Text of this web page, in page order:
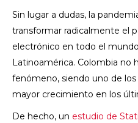
Sin lugar a dudas, la
transformar radicalmente el
electrónico en todo el
Latinoamérica. Colombia no
fenómeno, siendo uno de
mayor crecimiento en los
De hecho, un estudio de